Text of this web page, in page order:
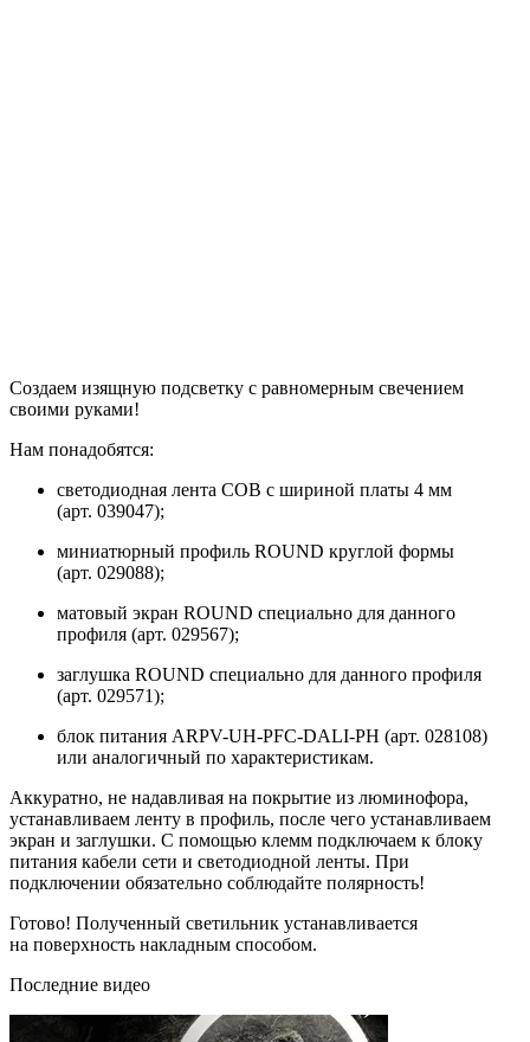
Создаем изящную подсветку с равномерным свечением
своими руками!
Нам понадобятся:
светодиодная лента COB с шириной платы 4 мм
(арт. 039047);
миниатюрный профиль ROUND круглой формы
(арт. 029088);
матовый экран ROUND специально для данного
профиля (арт. 029567);
заглушка ROUND специально для данного профиля
(арт. 029571);
блок питания ARPV-UH-PFC-DALI-PH (арт. 028108)
или аналогичный по характеристикам.
Аккуратно, не надавливая на покрытие из люминофора,
устанавливаем ленту в профиль, после чего устанавливаем
экран и заглушки. С помощью клемм подключаем к блоку
питания кабели сети и светодиодной ленты. При
подключении обязательно соблюдайте полярность!
Готово! Полученный светильник устанавливается
на поверхность накладным способом.
Последние видео